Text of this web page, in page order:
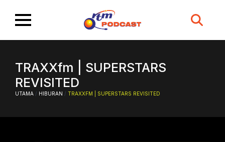
Search
TRAXXfm | SUPERSTARS
REVISITED
UTAMA / HIBURAN / TRAXXFM | SUPERSTARS REVISITED